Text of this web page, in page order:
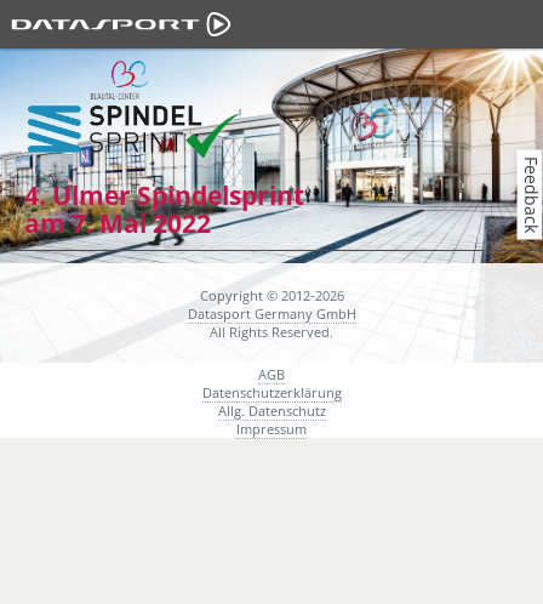
4. Ulmer Spindelsprint
am 7. Mai 2022
Copyright © 2012-2026
Datasport Germany GmbH
All Rights Reserved.
AGB
Datenschutzerklärung
Allg. Datenschutz
Impressum
Feedback